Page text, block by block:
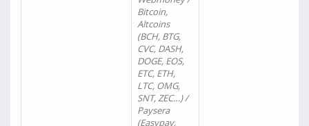
Bitcoin,
Altcoins
(BCH, BTG,
CVC, DASH,
DOGE, EOS,
ETC, ETH,
LTC, OMG,
SNT, ZEC…) /
Paysera
(Easypay,